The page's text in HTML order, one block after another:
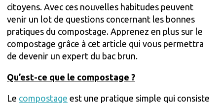
citoyens. Avec ces nouvelles habitudes peuvent
venir un lot de questions concernant les bonnes
pratiques du compostage. Apprenez en plus sur le
compostage grâce à cet article qui vous permettra
de devenir un expert du bac brun.
Qu’est-ce que le compostage ?
Le compostage est une pratique simple qui consiste